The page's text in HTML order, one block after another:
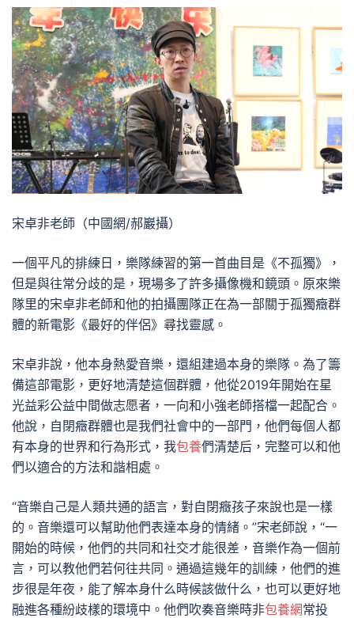
宋卓非老師（中國網/郝巖攝）
一個平凡的排練日，樂隊練習的第一首曲目是《不孤獨》，
但是與往常分歧的是，現場多了許多攝像機和鏡頭。原來樂
隊里的宋卓非老師和他的拍攝團隊正在為一部關于孤獨癥群
體的新電影《最好的伴侶》尋找靈感。
宋卓非說，他本身熱愛音樂，還組建過本身的樂隊。為了籌
備這部電影，更好地清楚這個群體，他從2019年開始在星
光益彩公益中間做志愿者，一向和小強老師搭檔一起配合。
他說，自閉癥群體也是我們社會中的一部門，他們每個人都
有本身的世界和行為形式，我包養們清楚后，完整可以和他
們以適合的方法和諧相處。
“音樂自己是人類共通的語言，對自閉癥孩子來說也是一樣
的。音樂還可以幫助他們表達本身的情緒。”宋老師說，“一
開始的時候，他們的共同和社交才能很差，音樂作為一個前
言，可以教他們若何往共同。通過這幾年的訓練，他們的進
步很是年夜，能了解本身什么時候該做什么，也可以更好地
融進各種紛歧樣的環境中。他們吹奏音樂時非包養網常投